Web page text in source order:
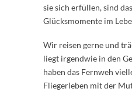
sie sich erfüllen, sind
Glücksmomente im
Wir reisen gerne und
liegt irgendwie in den
haben das Fernweh
Fliegerleben mit der